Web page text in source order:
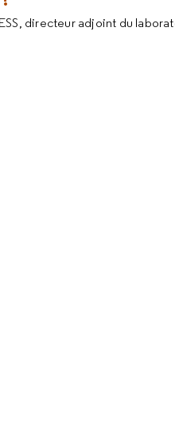
directeur adjoint du